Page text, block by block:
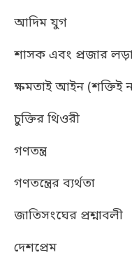
আদিম যুগ
শাসক এবং প্রজার
ক্ষমতাই আইন (শক্তিই
চুক্তির থিওরী
গণতন্ত্র
গণতন্ত্রের ব্যর্থতা
জাতিসংঘের প্রশ্নাবলী
দেশপ্রেম